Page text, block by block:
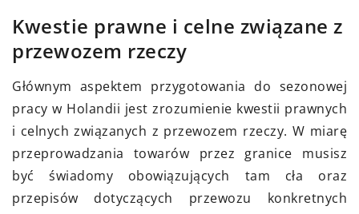
Kwestie prawne i celne związane z
przewozem rzeczy
Głównym aspektem przygotowania do sezonowej
pracy w Holandii jest zrozumienie kwestii prawnych
i celnych związanych z przewozem rzeczy. W miarę
przeprowadzania towarów przez granice musisz
być świadomy obowiązujących tam cła oraz
przepisów dotyczących przewozu konkretnych